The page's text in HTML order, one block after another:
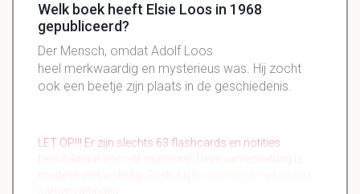
Welk boek heeft Elsie Loos in 1968
gepubliceerd?
Der Mensch, omdat Adolf Loos
heel merkwaardig en mysterieus was. Hij zocht
ook een beetje zijn plaats in de geschiedenis.
LET OP!!! Er zijn slechts 63 flashcards en notities
beschikbaar voor dit materiaal. Deze samenvatting is